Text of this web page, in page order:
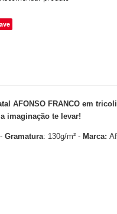
AFONSO FRANCO em
imaginação te levar!
Gramatura: 130g/m² - Marca: